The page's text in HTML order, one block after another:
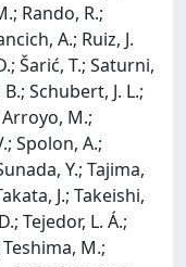
Rando, R.;
A.; Ruiz, J.
Šarić, T.; Saturni,
Schubert, J. L.;
Arroyo, M.;
Spolon, A.;
Y.; Tajima,
J.; Takeishi,
Tejedor, L. Á.;
Teshima, M.;